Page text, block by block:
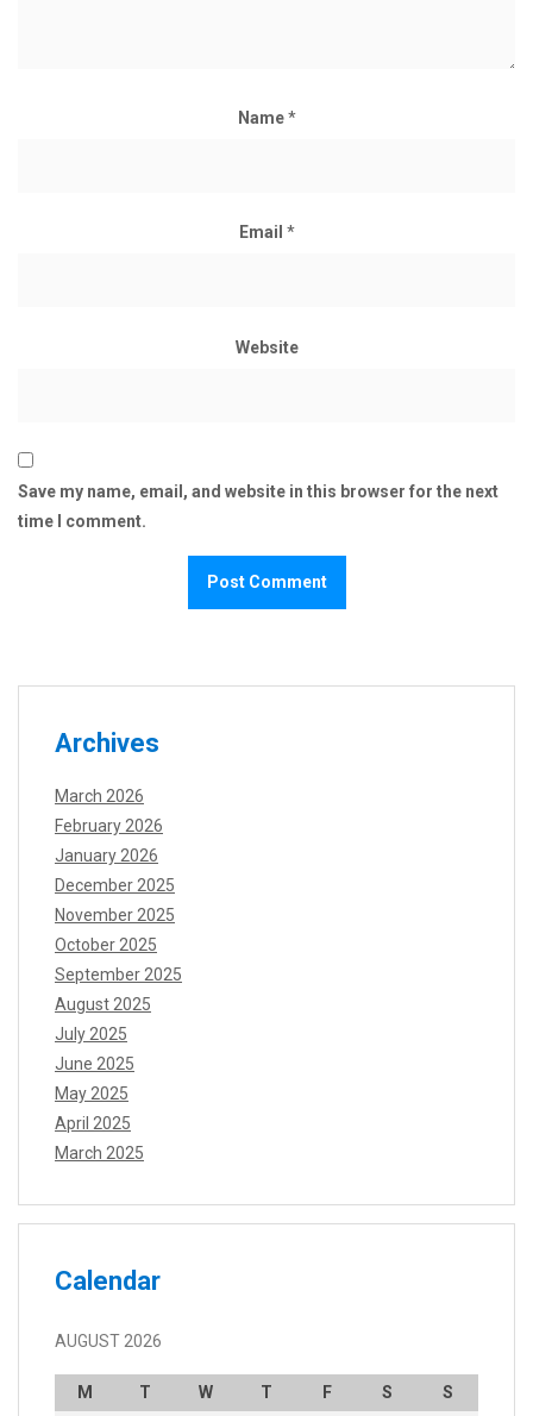
Name*
Email *
Website
Save my name, email, and website in this browser for the next
time I comment.
Archives
March 2026
February 2026
January 2026
December 2025
November 2025
October 2025
September 2025
August 2025
July 2025
June 2025
May 2025
April 2025
March 2025
Calendar
AUGUST 2026
M T W T F S
S